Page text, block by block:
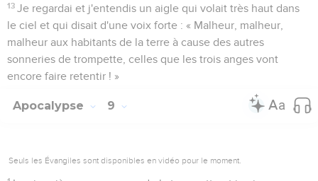
13 Je regardai et j'entendis un aigle qui volait très haut dans
le ciel et qui disait d'une voix forte : « Malheur, malheur,
malheur aux habitants de la terre à cause des autres
sonneries de trompette, celles que les trois anges vont
encore faire retentir ! »
Apocalypse 9
Seuls les Évangiles sont disponibles en vidéo pour le moment.